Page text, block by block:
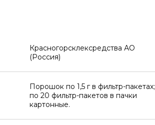
Красногорсклексредства АО
(Россия)
Порошок по 1,5 г в фильтр-пакетах;
по 20 фильтр-пакетов в пачки
картонные.